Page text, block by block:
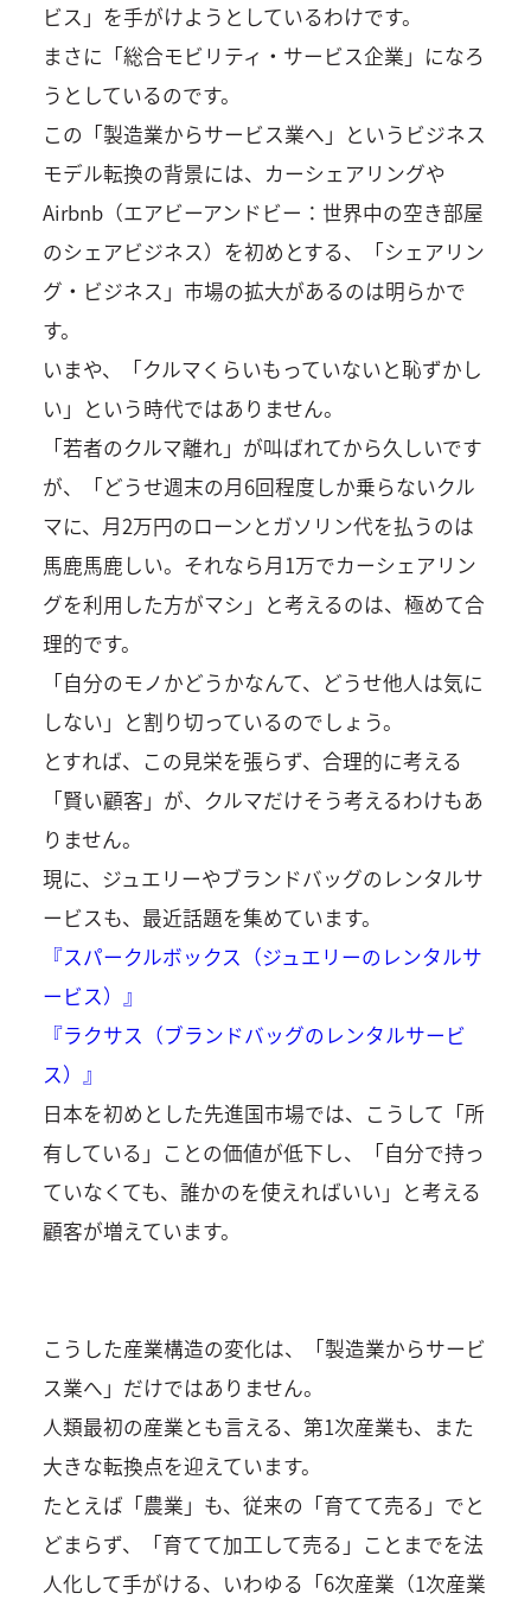
ビス」を手がけようとしているわけです。
まさに「総合モビリティ・サービス企業」になろ
うとしているのです。
この「製造業からサービス業へ」というビジネス
モデル転換の背景には、カーシェアリングや
Airbnb（エアビーアンドビー：世界中の空き部屋
のシェアビジネス）を初めとする、「シェアリン
グ・ビジネス」市場の拡大があるのは明らかで
す。
いまや、「クルマくらいもっていないと恥ずかし
い」という時代ではありません。
「若者のクルマ離れ」が叫ばれてから久しいです
が、「どうせ週末の月6回程度しか乗らないクル
マに、月2万円のローンとガソリン代を払うのは
馬鹿馬鹿しい。それなら月1万でカーシェアリン
グを利用した方がマシ」と考えるのは、極めて合
理的です。
「自分のモノかどうかなんて、どうせ他人は気に
しない」と割り切っているのでしょう。
とすれば、この見栄を張らず、合理的に考える
「賢い顧客」が、クルマだけそう考えるわけもあ
りません。
現に、ジュエリーやブランドバッグのレンタルサ
ービスも、最近話題を集めています。
『スパークルボックス（ジュエリーのレンタルサ
ービス）』
『ラクサス（ブランドバッグのレンタルサービ
ス）』
日本を初めとした先進国市場では、こうして「所
有している」ことの価値が低下し、「自分で持っ
ていなくても、誰かのを使えればいい」と考える
顧客が増えています。
こうした産業構造の変化は、「製造業からサービ
ス業へ」だけではありません。
人類最初の産業とも言える、第1次産業も、また
大きな転換点を迎えています。
たとえば「農業」も、従来の「育てて売る」でと
どまらず、「育てて加工して売る」ことまでを法
人化して手がける、いわゆる「6次産業（1次産業